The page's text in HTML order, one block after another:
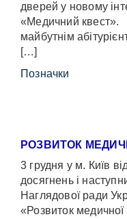
дверей у новому
«Медичний квест».
майбутнім
[…]
Позначки
РОЗВИТОК
3 грудня у м. Київ
досягнень і
Наглядової ради
«Розвиток медичної